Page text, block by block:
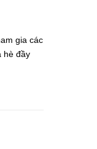
gia các
hè đầy